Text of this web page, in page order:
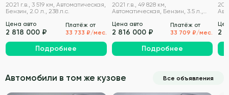
2021 г.в., 3 519 км, Автоматическая,
Бензин, 2.0 л., 238 л.с.
Цена авто
2 818 000 ₽
Платёж от
33 733 ₽/мес.
Подробнее
2021 г.в., 49 828 км,
Автоматическая, Бензин, 3.5 л.,
Цена авто
2 816 000 ₽
Платёж от
33 709 ₽/мес.
Подробнее
2
Автомобили в том же кузове Все объявления